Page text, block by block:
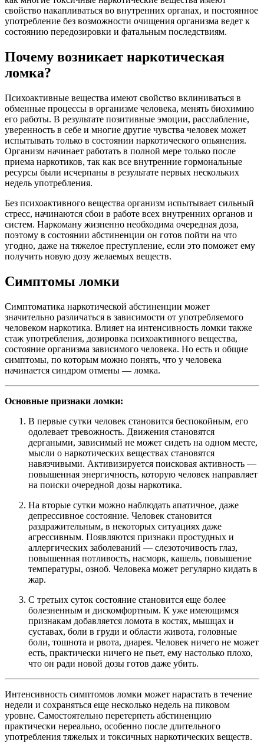
свойство накапливаться во внутренних органах, и постоянное
употребление без возможности очищения организма ведет к
состоянию передозировки и фатальным последствиям.
Почему возникает наркотическая
ломка?
Психоактивные вещества имеют свойство вклиниваться в
обменные процессы в организме человека, менять биохимию
его работы. В результате позитивные эмоции, расслабление,
уверенность в себе и многие другие чувства человек может
испытывать только в состоянии наркотического опьянения.
Организм начинает работать в полной мере только после
приема наркотиков, так как все внутренние гормональные
ресурсы были исчерпаны в результате первых нескольких
недель употребления.
Без психоактивного вещества организм испытывает сильный
стресс, начинаются сбои в работе всех внутренних органов и
систем. Наркоману жизненно необходима очередная доза,
поэтому в состоянии абстиненции он готов пойти на что
угодно, даже на тяжелое преступление, если это поможет ему
получить новую дозу желаемых веществ.
Симптомы ломки
Симптоматика наркотической абстиненции может
значительно различаться в зависимости от употребляемого
человеком наркотика. Влияет на интенсивность ломки также
стаж употребления, дозировка психоактивного вещества,
состояние организма зависимого человека. Но есть и общие
симптомы, по которым можно понять, что у человека
начинается синдром отмены — ломка.
Основные признаки ломки:
В первые сутки человек становится беспокойным, его
одолевает тревожность. Движения становятся
дергаными, зависимый не может сидеть на одном месте,
мысли о наркотических веществах становятся
навязчивыми. Активизируется поисковая активность —
повышенная энергичность, которую человек направляет
на поиски очередной дозы наркотика.
На вторые сутки можно наблюдать апатичное, даже
депрессивное состояние. Человек становится
раздражительным, в некоторых ситуациях даже
агрессивным. Появляются признаки простудных и
аллергических заболеваний — слезоточивость глаз,
повышенная потливость, насморк, кашель, повышение
температуры, озноб. Человека может регулярно кидать в
жар.
С третьих суток состояние становится еще более
болезненным и дискомфортным. К уже имеющимся
признакам добавляется ломота в костях, мышцах и
суставах, боли в груди и области живота, головные
боли, тошнота и рвота, диарея. Человек ничего не может
есть, практически ничего не пьет, ему настолько плохо,
что он ради новой дозы готов даже убить.
Интенсивность симптомов ломки может нарастать в течение
недели и сохраняться еще несколько недель на пиковом
уровне. Самостоятельно перетерпеть абстиненцию
практически нереально, особенно после длительного
употребления тяжелых и токсичных наркотических веществ.